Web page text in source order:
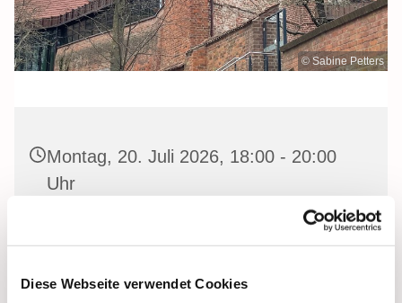
Diese Webseite verwendet Cookies
© Sabine Petters
Montag, 20. Juli 2026, 18:00 - 20:00
Uhr
Hof der Katholischen Kirche Heilige
Stralsund